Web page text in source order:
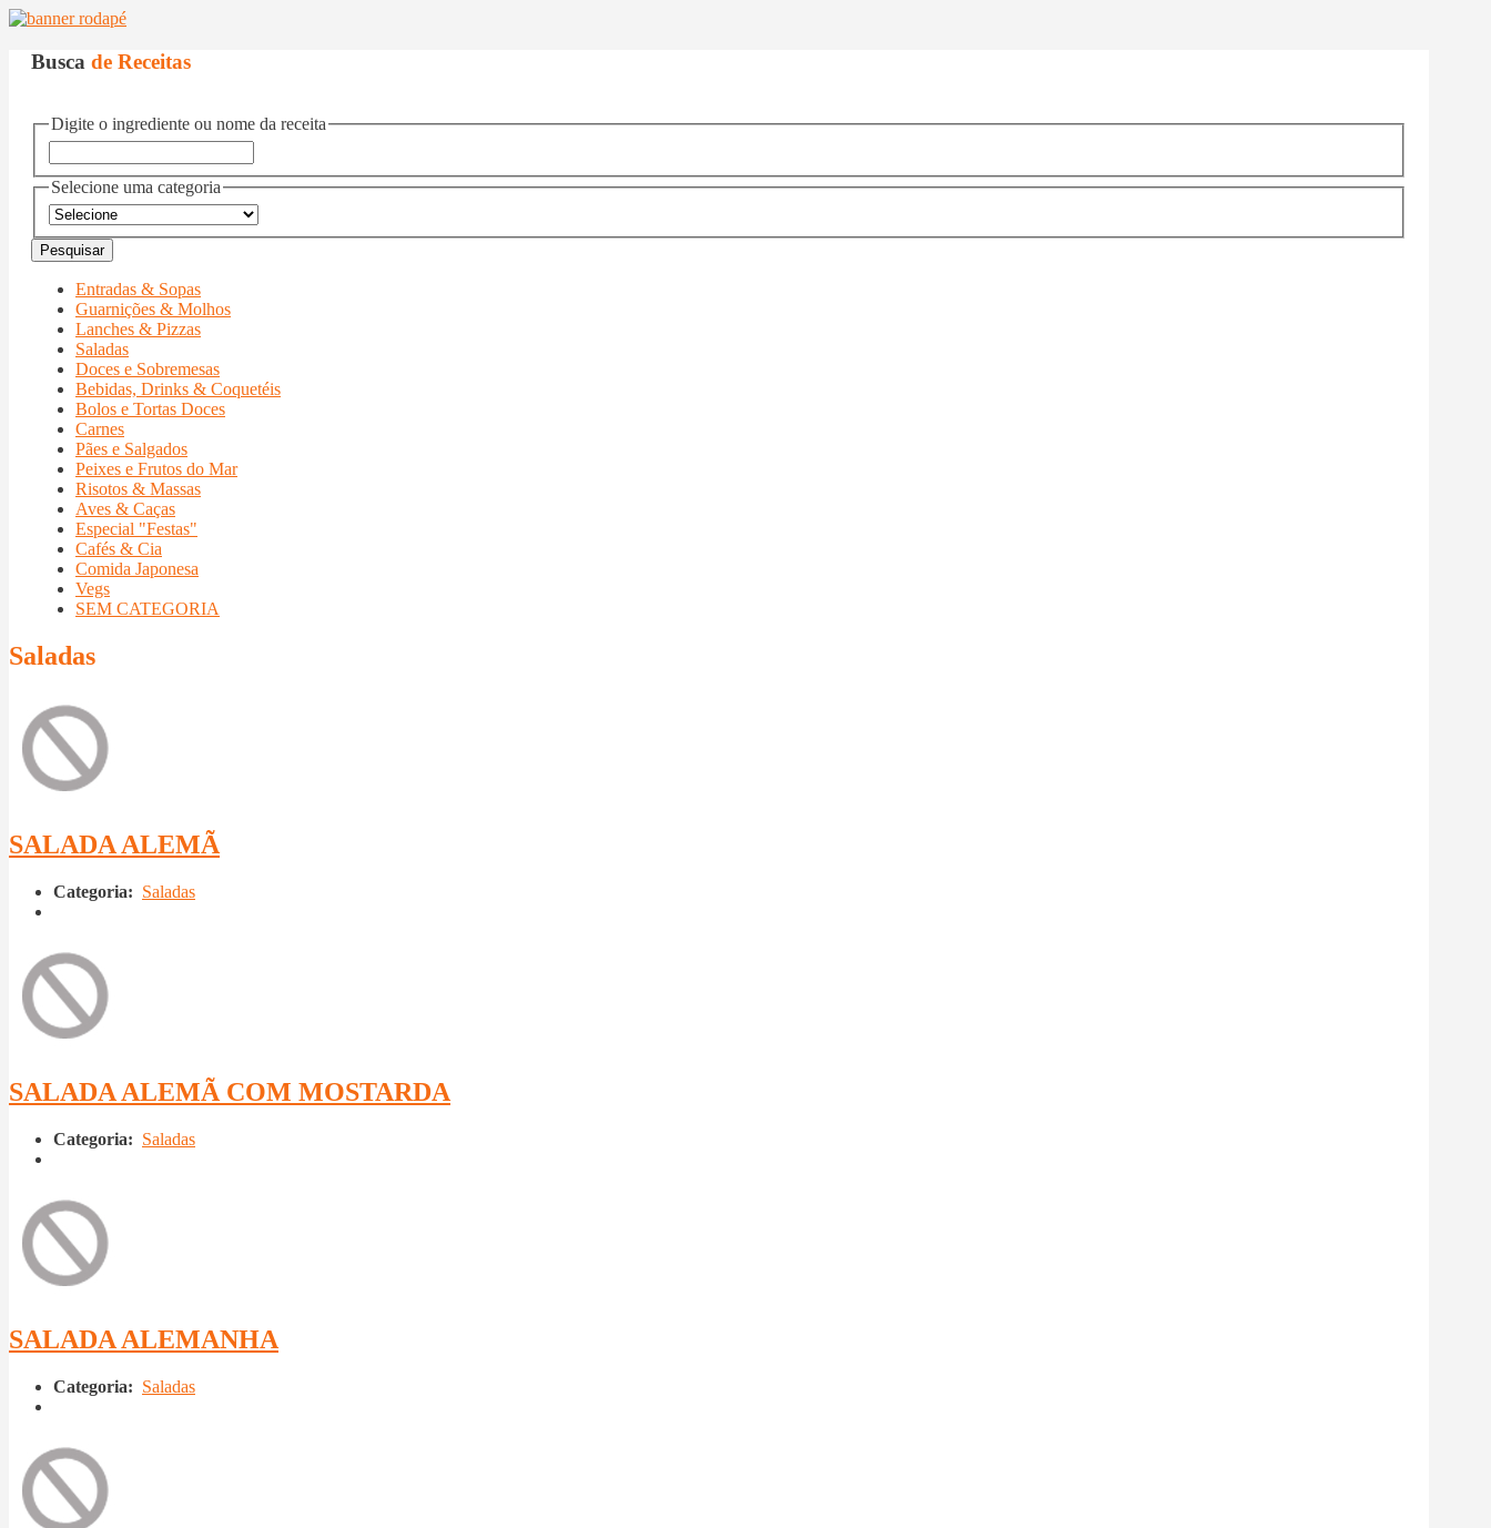
Busca de Receitas
Digite o ingrediente ou nome da receita
Selecione uma categoria
Entradas & Sopas
Guarnições & Molhos
Lanches & Pizzas
Saladas
Doces e Sobremesas
Bebidas, Drinks & Coquetéis
Bolos e Tortas Doces
Carnes
Pães e Salgados
Peixes e Frutos do Mar
Risotos & Massas
Aves & Caças
Especial "Festas"
Cafés & Cia
Comida Japonesa
Vegs
SEM CATEGORIA
Saladas
SALADA ALEMÃ
Categoria: Saladas
SALADA ALEMÃ COM MOSTARDA
Categoria: Saladas
SALADA ALEMANHA
Categoria: Saladas